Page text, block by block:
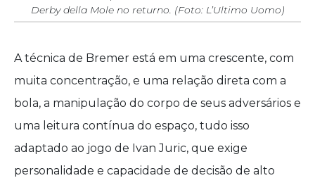
Derby della Mole no returno. (Foto: L’Ultimo Uomo)
A técnica de Bremer está em uma crescente, com
muita concentração, e uma relação direta com a
bola, a manipulação do corpo de seus adversários e
uma leitura contínua do espaço, tudo isso
adaptado ao jogo de Ivan Juric, que exige
personalidade e capacidade de decisão de alto